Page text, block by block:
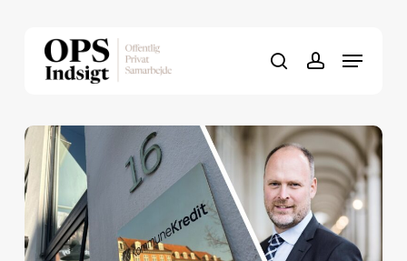
searchaccount
MenuClose